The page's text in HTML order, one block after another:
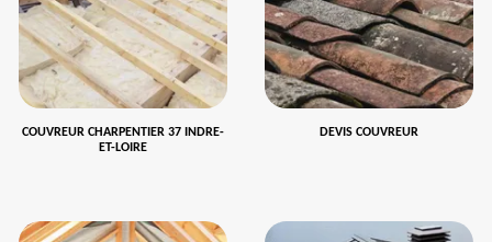
COUVREUR CHARPENTIER 37 INDRE-
ET-LOIRE
DEVIS COUVREUR